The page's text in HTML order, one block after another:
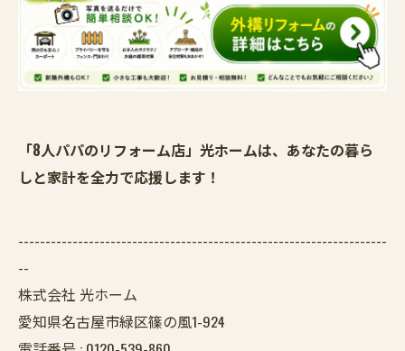
「8人パパのリフォーム店」光ホームは、あなたの暮ら
しと家計を全力で応援します！
--------------------------------------------------------------------
--
株式会社 光ホーム
愛知県名古屋市緑区篠の風1-924